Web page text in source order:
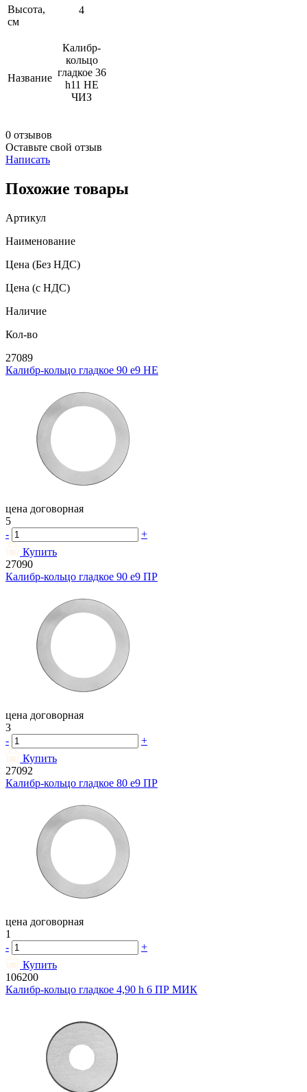
Высота,
см
4
Название
Калибр-
кольцо
гладкое 36
h11 НЕ
ЧИЗ
0 отзывов
Оставьте свой отзыв
Написать
Похожие товары
Артикул
Наименование
Цена (Без НДС)
Цена (с НДС)
Наличие
Кол-во
27089
Калибр-кольцо гладкое 90 e9 НЕ
цена договорная
5
-
+
Купить
27090
Калибр-кольцо гладкое 90 e9 ПР
цена договорная
3
-
+
Купить
27092
Калибр-кольцо гладкое 80 e9 ПР
цена договорная
1
-
+
Купить
106200
Калибр-кольцо гладкое 4,90 h 6 ПР МИК